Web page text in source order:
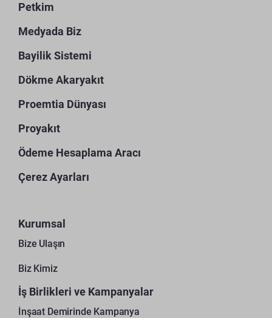
Petkim
Medyada Biz
Bayilik Sistemi
Dökme Akaryakıt
Proemtia Dünyası
Proyakıt
Ödeme Hesaplama Aracı
Çerez Ayarları
Kurumsal
Bize Ulaşın
Biz Kimiz
İş Birlikleri ve Kampanyalar
İnşaat Demirinde Kampanya